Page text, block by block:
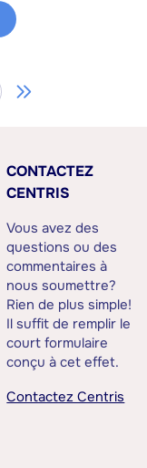
CONTACTEZ
CENTRIS
Vous avez des
questions ou des
commentaires à
nous soumettre?
Rien de plus simple!
Il suffit de remplir le
court formulaire
conçu à cet effet.
Contactez Centris